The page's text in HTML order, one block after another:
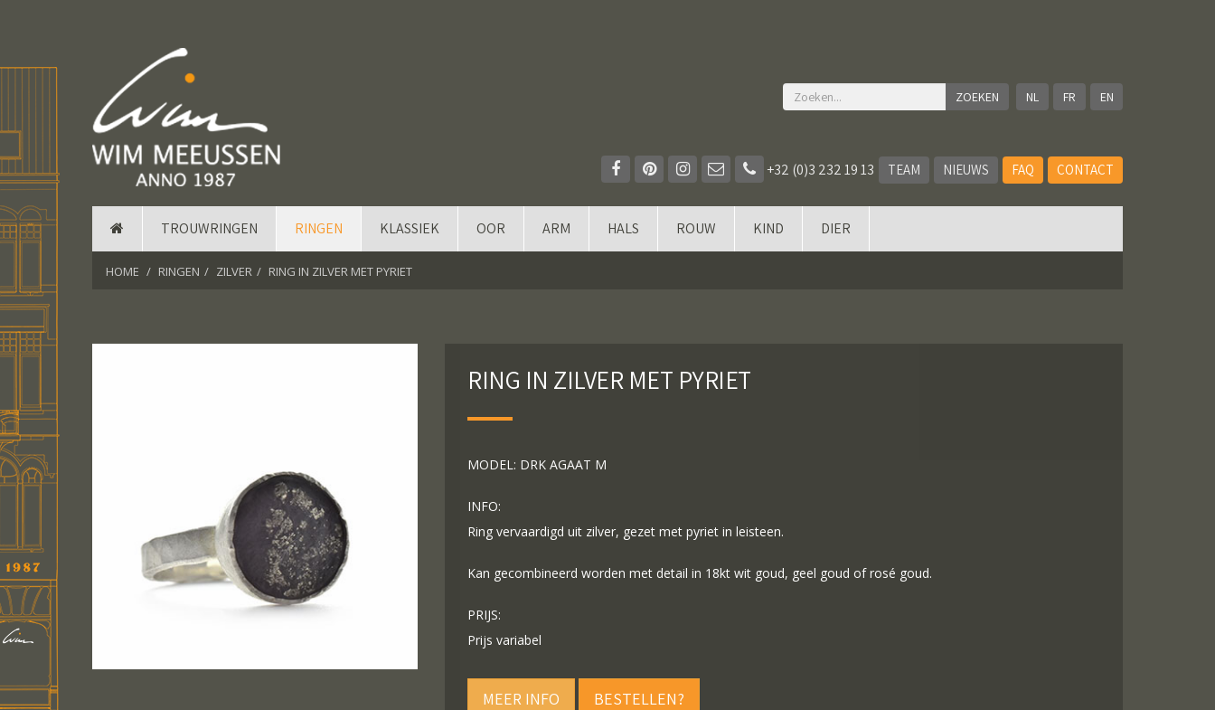
NL FR EN
+32 (0)3 232 19 13 TEAM NIEUWS FAQ CONTACT
TROUWRINGEN RINGEN KLASSIEK OOR ARM HALS ROUW KIND DIER
HOME RINGEN ZILVER RING IN ZILVER MET PYRIET
RING IN ZILVER MET PYRIET
MODEL: DRK AGAAT M
INFO:
Ring vervaardigd uit zilver, gezet met pyriet in leisteen.
Kan gecombineerd worden met detail in 18kt wit goud, geel goud of rosé goud.
PRIJS:
Prijs variabel
MEER INFO BESTELLEN?